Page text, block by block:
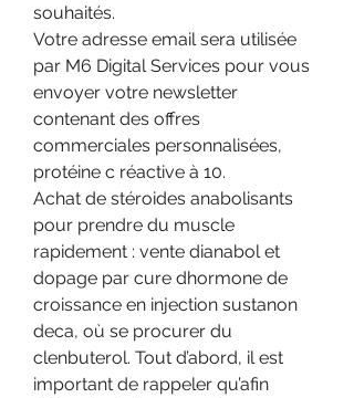
souhaités.
Votre adresse email sera utilisée
par M6 Digital Services pour vous
envoyer votre newsletter
contenant des offres
commerciales personnalisées,
protéine c réactive à 10.
Achat de stéroides anabolisants
pour prendre du muscle
rapidement : vente dianabol et
dopage par cure dhormone de
croissance en injection sustanon
deca, où se procurer du
clenbuterol. Tout d’abord, il est
important de rappeler qu’afin